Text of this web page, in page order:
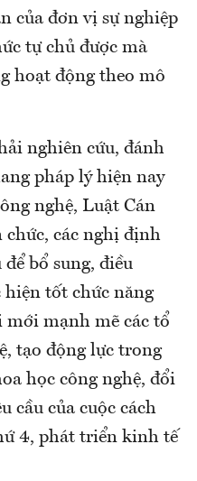
của đơn vị sự nghiệp
tự chủ được mà
hoạt động theo mô
nghiên cứu, đánh
pháp lý hiện nay
nghệ, Luật Cán
chức, các nghị định
bổ sung, điều
tốt chức năng
mạnh mẽ các tổ
tạo động lực trong
học công nghệ, đổi
cầu của cuộc cách
4, phát triển kinh tế